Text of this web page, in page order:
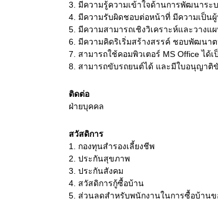
3. มีความรู้ความเข้าใจด้านการพัฒนาระ
4. มีความรับผิดชอบต่อหน้าที่ มีความเป็น
5. มีความสามารถเชิงวิเคราะห์และวางแ
6. มีความคิดริเริ่มสร้างสรรค์ ชอบพัฒนาต
7.
สามารถใช้คอมพิวเตอร์ MS Office ได้
8. สามารถขับรถยนต์ได้ และมีใบอนุญาติ
ติดต่อ
ฝ่ายบุคคล
สวัสดิการ
1. กองทุนสำรองเลี้ยงชีพ
2. ประกันสุขภาพ
3. ประกันสังคม
4. สวัสดิการกู้ซื้อบ้าน
5. ส่วนลดสำหรับพนักงานในการซื้อบ้านข